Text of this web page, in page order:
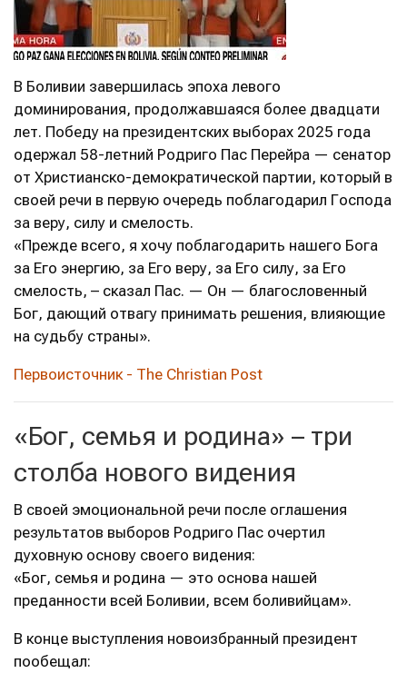
В Боливии завершилась эпоха левого
доминирования, продолжавшаяся более двадцати
лет. Победу на президентских выборах 2025 года
одержал 58-летний Родриго Пас Перейра — сенатор
от Христианско-демократической партии, который в
своей речи в первую очередь поблагодарил Господа
за веру, силу и смелость.
«Прежде всего, я хочу поблагодарить нашего Бога
за Его энергию, за Его веру, за Его силу, за Его
смелость, – сказал Пас. — Он — благословенный
Бог, дающий отвагу принимать решения, влияющие
на судьбу страны».
Первоисточник - The Christian Post
«Бог, семья и родина» – три
столба нового видения
В своей эмоциональной речи после оглашения
результатов выборов Родриго Пас очертил
духовную основу своего видения:
«Бог, семья и родина — это основа нашей
преданности всей Боливии, всем боливийцам».
В конце выступления новоизбранный президент
пообещал: